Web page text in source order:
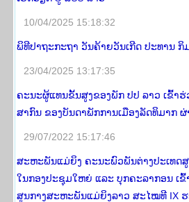
10/04/2025 15:18:32
ພິທີປາຖະກະຖາ ວັນຄ້າຍວັນເກີດ ປະທານ ກິ
23/04/2025 13:17:35
ຄະນະຜູ້ແທນຂັ້ນສູງຂອງພັກ ປປ ລາວ ເຂົ້າ
ສາກົນ ຂອງບັນດາພັກການເມືອງລັດທິມາກ ຜ່
29/07/2022 15:17:46
ສະຫະພັນແມ່ຍິງ ຄະນະພົວພັນຕ່າງປະເທດສູ
ໃນກອງປະຊຸມໃຫຍ່ ແລະ ບຸກຄະລາກອນ ເ
ສູນກາງສະຫະພັນແມ່ຍິງລາວ ສະໄໝທີ IX ຮ